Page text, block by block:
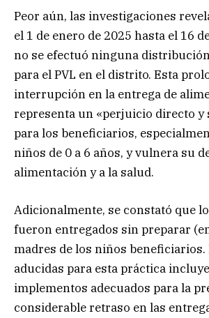
Peor aún, las investigaciones
el 1 de enero de 2025 hasta el 16
no se efectuó ninguna
para el PVL en el distrito. Esta
interrupción en la entrega de
representa un «perjuicio directo
para los beneficiarios,
niños de 0 a 6 años, y vulnera su
alimentación y a la salud.
Adicionalmente, se constató que
fueron entregados sin preparar
madres de los niños beneficiarios.
aducidas para esta práctica
implementos adecuados para la
considerable retraso en las